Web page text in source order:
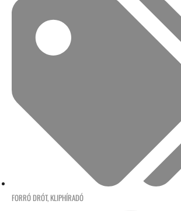
FORRÓ DRÓT, KLIPHÍRADÓ